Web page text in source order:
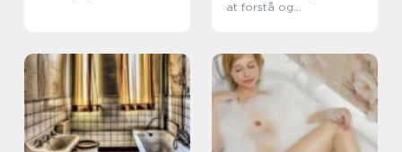
at forstå og